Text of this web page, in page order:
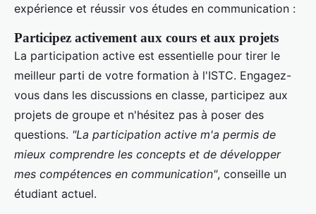
expérience et réussir vos études en communication :
Participez activement aux cours et aux projets
La participation active est essentielle pour tirer le
meilleur parti de votre formation à l'ISTC. Engagez-
vous dans les discussions en classe, participez aux
projets de groupe et n'hésitez pas à poser des
questions. "La participation active m'a permis de
mieux comprendre les concepts et de développer
mes compétences en communication", conseille un
étudiant actuel.